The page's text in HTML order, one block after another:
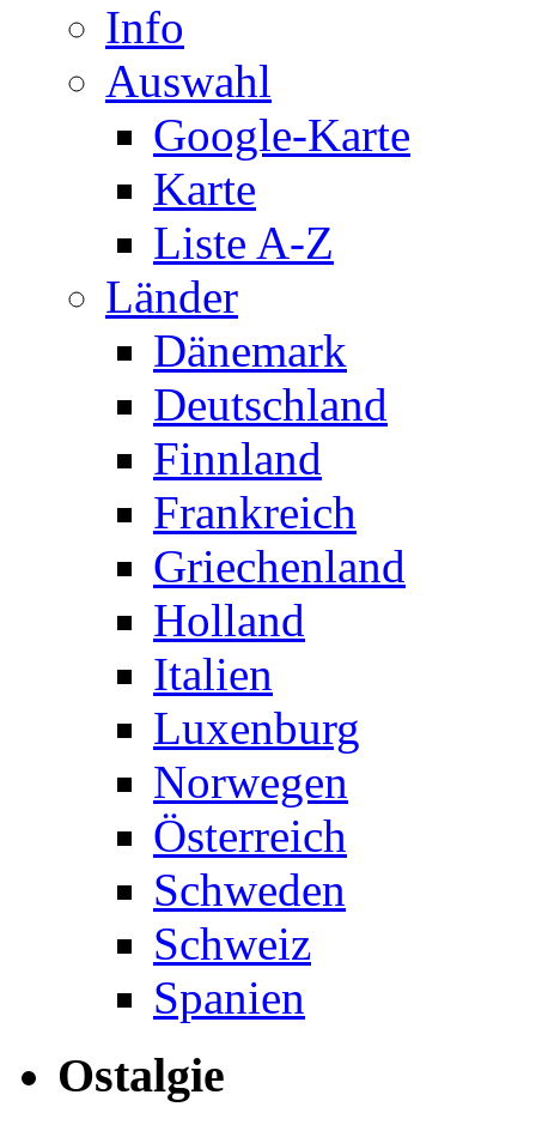
Info
Auswahl
Google-Karte
Karte
Liste A-Z
Länder
Dänemark
Deutschland
Finnland
Frankreich
Griechenland
Holland
Italien
Luxenburg
Norwegen
Österreich
Schweden
Schweiz
Spanien
Ostalgie